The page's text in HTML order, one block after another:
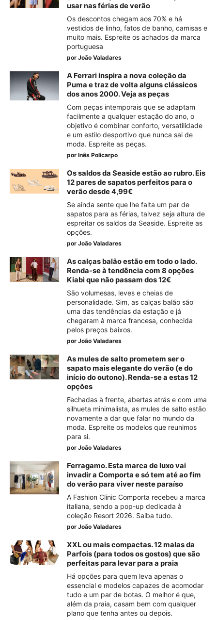
usar nas férias de verão
Os descontos chegam aos 70% e há
vestidos de linho, fatos de banho, camisas e
muito mais. Espreite os achados da marca
portuguesa
por João Valadares
A Ferrari inspira a nova coleção da
Puma e traz de volta alguns clássicos
dos anos 2000. Veja as peças
Com peças intemporais que se adaptam
facilmente a qualquer estação do ano, o
objetivo é combinar conforto, versatilidade
e um estilo desportivo que nunca sai de
moda. Espreite as peças.
por Inês Policarpo
Os saldos da Seaside estão ao rubro. Eis
12 pares de sapatos perfeitos para o
verão desde 4,99€
Se ainda sente que lhe falta um par de
sapatos para as férias, talvez seja altura de
espreitar os saldos da Seaside. Espreite as
opções.
por João Valadares
As calças balão estão em todo o lado.
Renda-se à tendência com 8 opções
Kiabi que não passam dos 12€
São volumesas, leves e cheias de
personalidade. Sim, as calças balão são
uma das tendências da estação e já
chegaram à marca francesa, conhecida
pelos preços baixos.
por João Valadares
As mules de salto prometem ser o
sapato mais elegante do verão (e do
início do outono). Renda-se a estas 12
opções
Fechadas à frente, abertas atrás e com uma
silhueta minimalista, as mules de salto estão
novamente a dar que falar no mundo da
moda. Espreite os modelos que reunimos
para si.
por João Valadares
Ferragamo. Esta marca de luxo vai
invadir a Comporta e só tem até ao fim
do verão para viver neste paraíso
A Fashion Clinic Comporta recebeu a marca
italiana, sendo a pop-up dedicada à
coleção Resort 2026. Saiba tudo.
por João Valadares
XXL ou mais compactas. 12 malas da
Parfois (para todos os gostos) que são
perfeitas para levar para a praia
Há opções para quem leva apenas o
essencial e modelos capazes de acomodar
tudo e um par de botas. O melhor é que,
além da praia, casam bem com qualquer
plano que tenha antes ou depois.